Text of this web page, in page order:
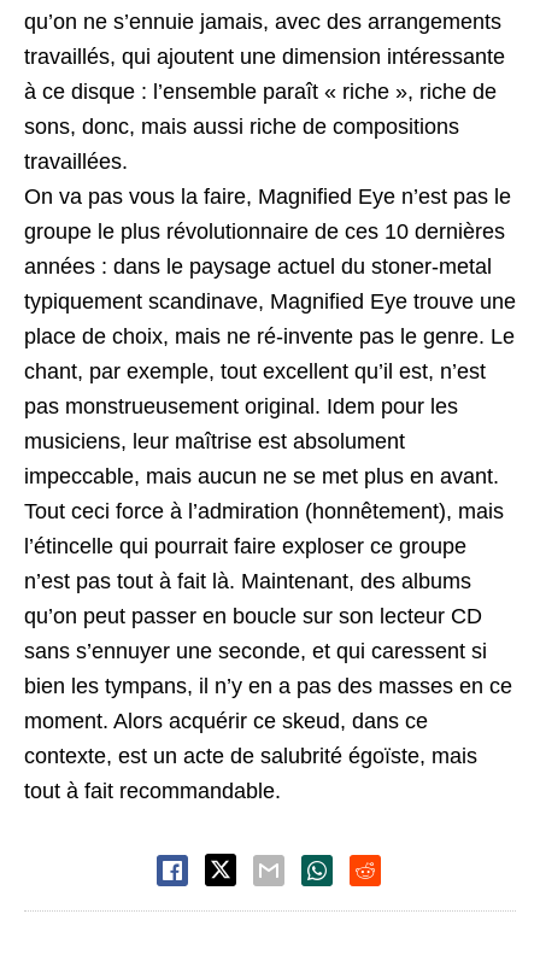
qu’on ne s’ennuie jamais, avec des arrangements
travaillés, qui ajoutent une dimension intéressante
à ce disque : l’ensemble paraît « riche », riche de
sons, donc, mais aussi riche de compositions
travaillées.
On va pas vous la faire, Magnified Eye n’est pas le
groupe le plus révolutionnaire de ces 10 dernières
années : dans le paysage actuel du stoner-metal
typiquement scandinave, Magnified Eye trouve une
place de choix, mais ne ré-invente pas le genre. Le
chant, par exemple, tout excellent qu’il est, n’est
pas monstrueusement original. Idem pour les
musiciens, leur maîtrise est absolument
impeccable, mais aucun ne se met plus en avant.
Tout ceci force à l’admiration (honnêtement), mais
l’étincelle qui pourrait faire exploser ce groupe
n’est pas tout à fait là. Maintenant, des albums
qu’on peut passer en boucle sur son lecteur CD
sans s’ennuyer une seconde, et qui caressent si
bien les tympans, il n’y en a pas des masses en ce
moment. Alors acquérir ce skeud, dans ce
contexte, est un acte de salubrité égoïste, mais
tout à fait recommandable.